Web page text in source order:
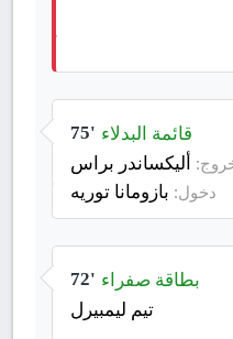
75' قائمة البدلاء
أليكساندر براس
دخول: بازومانا توريه
72' بطاقة صفراء
تيم ليمبيرل